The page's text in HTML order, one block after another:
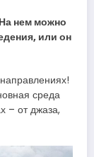
нем можно
или он
среда
– от джаза,